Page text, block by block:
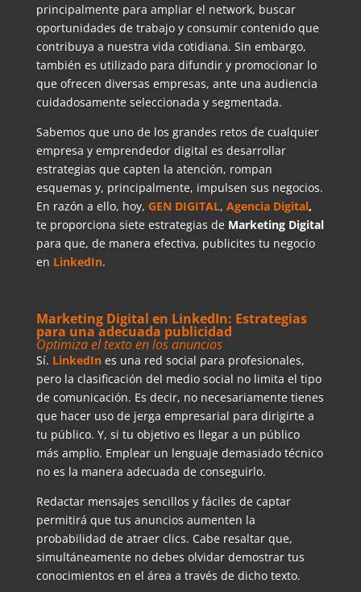
principalmente para ampliar el network, buscar
oportunidades de trabajo y consumir contenido que
contribuya a nuestra vida cotidiana. Sin embargo,
también es utilizado para difundir y promocionar lo
que ofrecen diversas empresas, ante una audiencia
cuidadosamente seleccionada y segmentada.
Sabemos que uno de los grandes retos de cualquier
empresa y emprendedor digital es desarrollar
estrategias que capten la atención, rompan
esquemas y, principalmente, impulsen sus negocios.
En razón a ello, hoy, GEN DIGITAL, Agencia Digital,
te proporciona siete estrategias de Marketing Digital
para que, de manera efectiva, publicites tu negocio
en LinkedIn.
Marketing Digital en LinkedIn: Estrategias
para una adecuada publicidad
Optimiza el texto en los anuncios
Sí. LinkedIn es una red social para profesionales,
pero la clasificación del medio social no limita el tipo
de comunicación. Es decir, no necesariamente tienes
que hacer uso de jerga empresarial para dirigirte a
tu público. Y, si tu objetivo es llegar a un público
más amplio. Emplear un lenguaje demasiado técnico
no es la manera adecuada de conseguirlo.
Redactar mensajes sencillos y fáciles de captar
permitirá que tus anuncios aumenten la
probabilidad de atraer clics. Cabe resaltar que,
simultáneamente no debes olvidar demostrar tus
conocimientos en el área a través de dicho texto.